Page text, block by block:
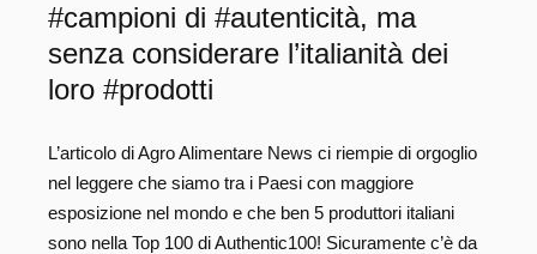
#campioni di #autenticità, ma
senza considerare l’italianità dei
loro #prodotti
L’articolo di Agro Alimentare News ci riempie di orgoglio
nel leggere che siamo tra i Paesi con maggiore
esposizione nel mondo e che ben 5 produttori italiani
sono nella Top 100 di Authentic100! Sicuramente c’è da